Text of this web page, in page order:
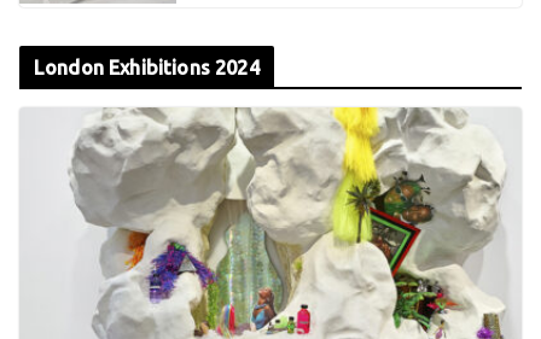
London Exhibitions 2024